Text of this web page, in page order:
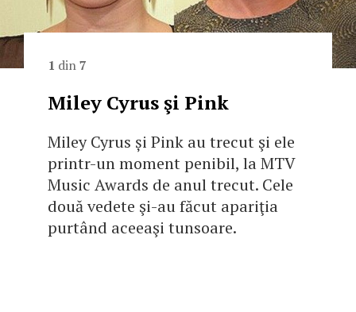
1 din7
Miley Cyrus şi Pink
Miley Cyrus și Pink au trecut şi ele
printr-un moment penibil, la MTV
Music Awards de anul trecut. Cele
două vedete şi-au făcut apariţia
purtând aceeaşi tunsoare.